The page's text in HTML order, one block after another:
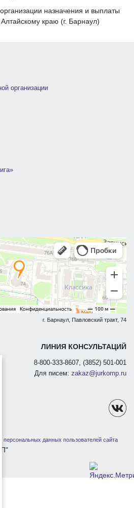
назначения и выплаты
краю (г. Барнаул)
организации
г. Барнаул, Павловский тракт, 74
ЛИНИЯ КОНСУЛЬТАЦИЙ
8-800-333-8607, (3852) 501-001
Для писем: zakaz@jurkomp.ru
персональных данных пользователей сайта